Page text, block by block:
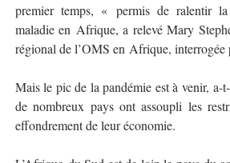
premier temps, « permis de ralentir
maladie en Afrique, a relevé Mary
régional de l’OMS en Afrique, interrogée
Mais le pic de la pandémie est à venir, a-
de nombreux pays ont assoupli les
effondrement de leur économie.